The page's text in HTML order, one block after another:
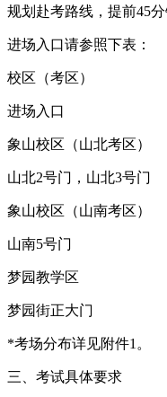
规划赴考路线，提前45
进场入口请参照下表：
校区（考区）
进场入口
象山校区（山北考区）
山北2号门，山北3号门
象山校区（山南考区）
山南5号门
梦园教学区
梦园街正大门
*考场分布详见附件1。
三、考试具体要求